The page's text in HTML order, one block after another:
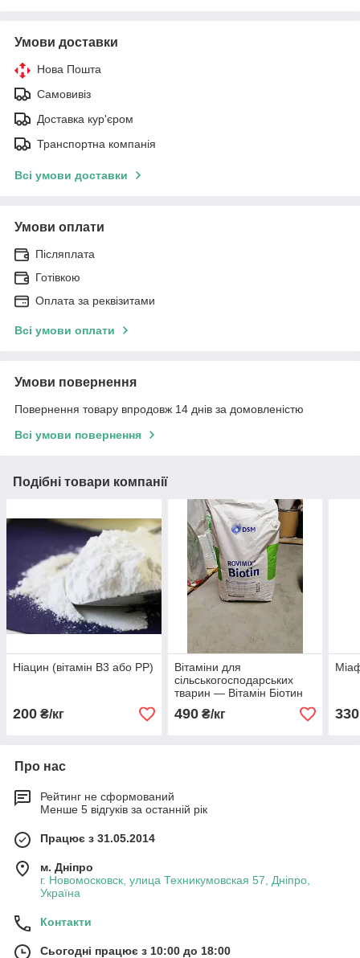
Умови доставки
Нова Пошта
Самовивіз
Доставка кур'єром
Транспортна компанія
Всі умови доставки
Умови оплати
Післяплата
Готівкою
Оплата за реквізитами
Всі умови оплати
Умови повернення
Повернення товару впродовж 14 днів за домовленістю
Всі умови повернення
Подібні товари компанії
Ніацин (вітамін В3 або PP)
200 ₴/кг
Вітаміни для
сільськогосподарських
тварин — Вітамін Біотин
490₴/кг 330
Про нас
Рейтинг не сформований
Менше 5 відгуків за останній рік
Працює з 31.05.2014
м. Дніпро
г. Новомосковск, улица Техникумовская 57, Дніпро,
Україна
Контакти
Сьогодні працює з 10:00 до 18:00